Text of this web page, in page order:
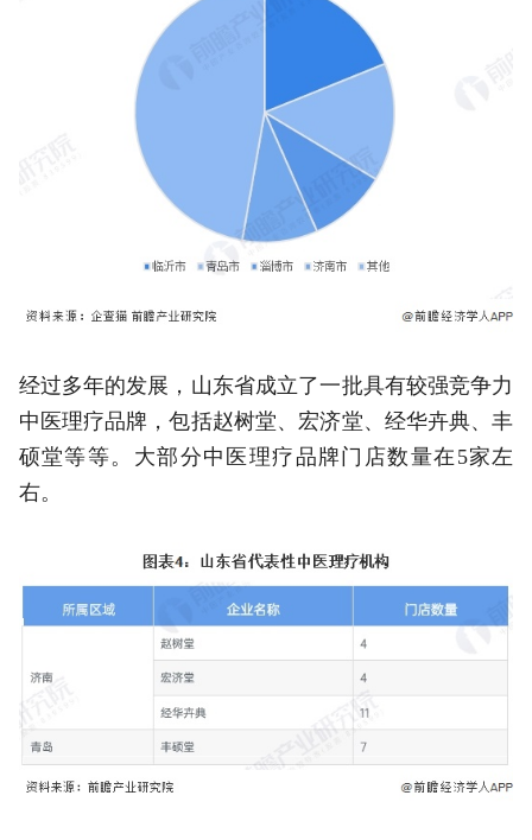
经过多年的发展，山东省成立了一批具有较强竞争力
中医理疗品牌，包括赵树堂、宏济堂、经华卉典、丰
硕堂等等。大部分中医理疗品牌门店数量在5家左
右。